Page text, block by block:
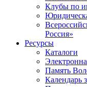
Клубы по
Россия»
Ресурсы
Каталоги
Память
Календарь